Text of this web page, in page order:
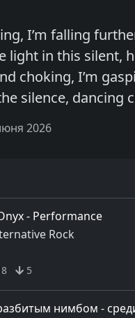
I’m falling
light in this silent,
choking, I’m
silence, dancing
2026
- Performance
Rock
5
нимбом -